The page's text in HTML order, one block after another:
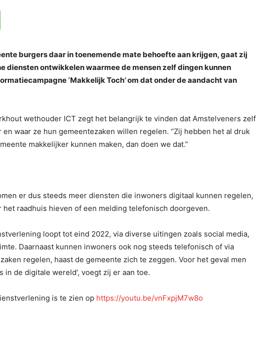
burgers daar in toenemende mate behoefte aan krijgen, gaat zij
diensten ontwikkelen waarmee de mensen zelf dingen kunnen
‘Makkelijk Toch’ om dat onder de aandacht van
wethouder ICT zegt het belangrijk te vinden dat Amstelveners zelf
waar ze hun gemeentezaken willen regelen. “Zij hebben het al druk
makkelijker kunnen maken, dan doen we dat.”
er dus steeds meer diensten die inwoners digitaal kunnen regelen,
het raadhuis hieven of een melding telefonisch doorgeven.
loopt tot eind 2022, via diverse uitingen zoals social media,
Daarnaast kunnen inwoners ook nog steeds telefonisch of via
regelen, haast de gemeente zich te zeggen. Voor het geval men
in de digitale wereld’, voegt zij er aan toe.
is te zien op https://youtu.be/vnFxpjM7w8o